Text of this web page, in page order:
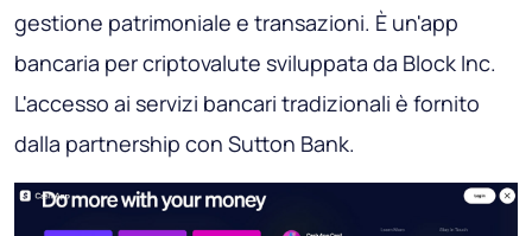
gestione patrimoniale e transazioni. È un'app
bancaria per criptovalute sviluppata da Block Inc.
L'accesso ai servizi bancari tradizionali è fornito
dalla partnership con Sutton Bank.